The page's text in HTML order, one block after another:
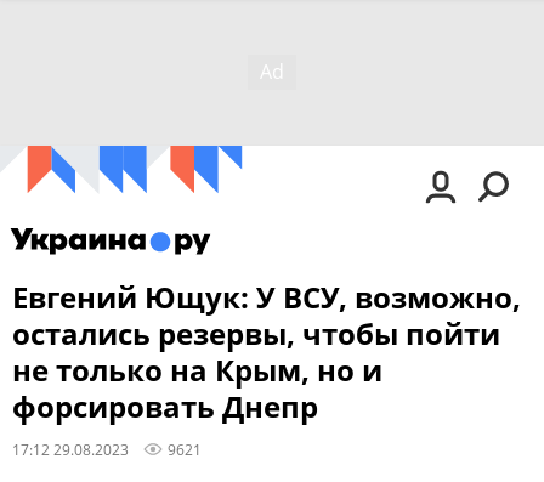
Евгений Ющук: У ВСУ, возможно,
остались резервы, чтобы пойти
не только на Крым, но и
форсировать Днепр
17:12 29.08.2023 9621